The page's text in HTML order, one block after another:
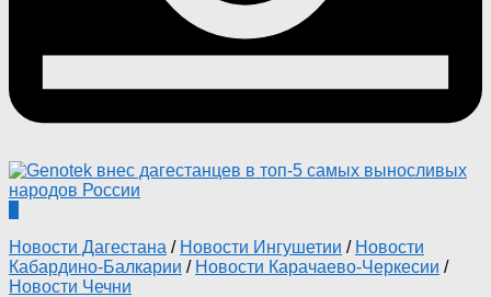
Новости Дагестана / Новости Ингушетии / Новости
Кабардино-Балкарии / Новости Карачаево-Черкесии /
Новости Чечни